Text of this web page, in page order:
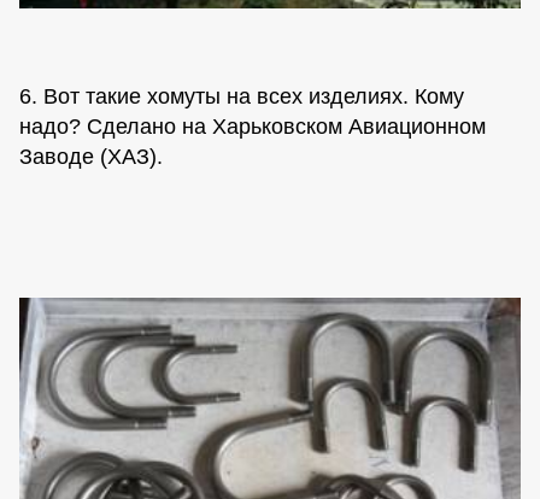
6. Вот такие хомуты на всех изделиях. Кому
надо? Сделано на Харьковском Авиационном
Заводе (ХАЗ).